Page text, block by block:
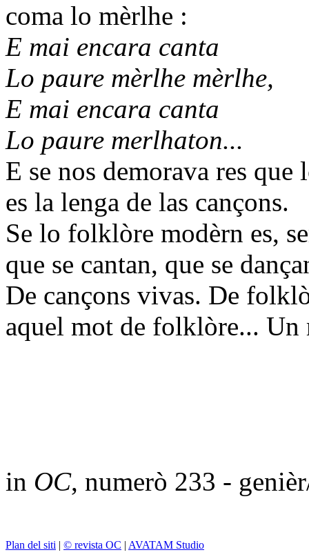
coma lo mèrlhe :
E mai encara canta
Lo paure mèrlhe mèrlhe,
E mai encara canta
Lo paure merlhaton...
E se nos demorava res que
es la lenga de las cançons.
Se lo folklòre modèrn es,
que se cantan, que se
De cançons vivas. De
aquel mot de folklòre... Un
in OC, numerò 233 -
Plan del siti | © revista OC | AVATAM Studio